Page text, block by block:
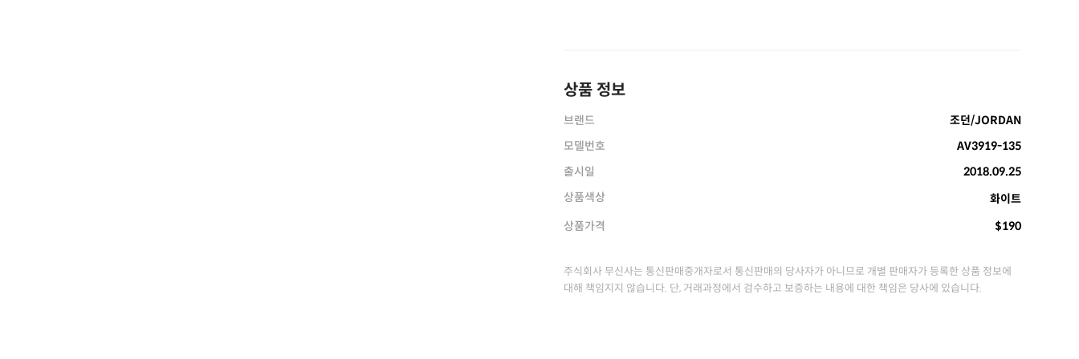
상품 정보
브랜드
조던/JORDAN
모델번호
AV3919-135
출시일
2018.09.25
상품색상
화이트
상품가격
$190
주식회사 무신사는 통신판매중개자로서 통신판매의 당사자가 아니므로 개별 판매자가 등록한 상품 정보에
대해 책임지지 않습니다. 단, 거래과정에서 검수하고 보증하는 내용에 대한 책임은 당사에 있습니다.